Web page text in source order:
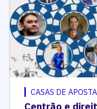
CASAS DE